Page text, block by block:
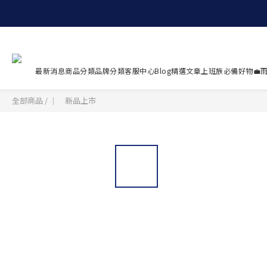
最新消息商品分類品牌分類客服中心Blog精選文章 上班族必備好物💼
全部商品 / ｜ 新品上市